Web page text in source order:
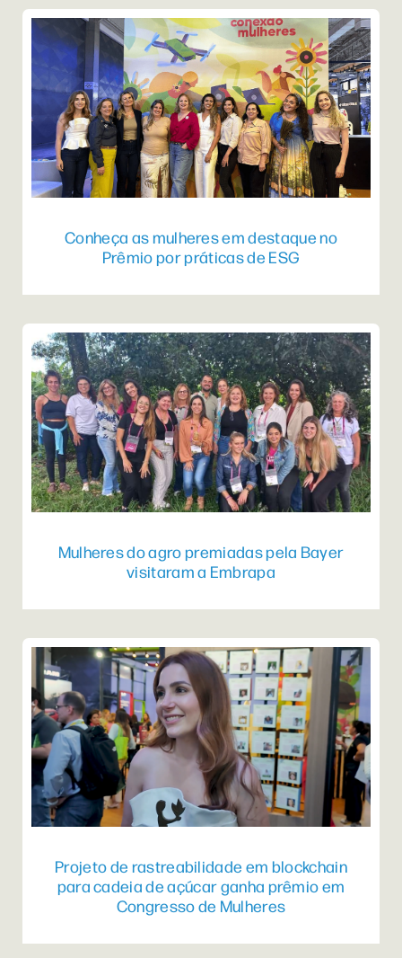
Conheça as mulheres em destaque no
Prêmio por práticas de ESG
Mulheres do agro premiadas pela Bayer
visitaram a Embrapa
Projeto de rastreabilidade em blockchain
para cadeia de açúcar ganha prêmio em
Congresso de Mulheres